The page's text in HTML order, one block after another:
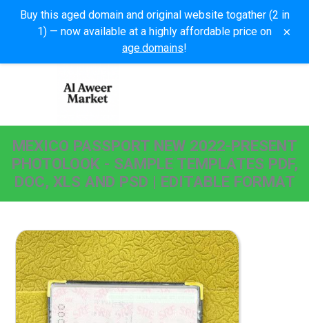
Buy this aged domain and original website togather (2 in
1) — now available at a highly affordable price on
age.domains!
×
MEXICO PASSPORT NEW 2022-PRESENT
PHOTOLOOK - SAMPLE TEMPLATES PDF,
DOC, XLS AND PSD | EDITABLE FORMAT